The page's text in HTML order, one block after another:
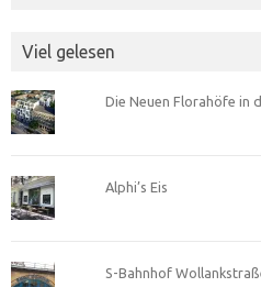
Viel gelesen
Die Neuen Florahöfe in
Alphi’s Eis
S-Bahnhof